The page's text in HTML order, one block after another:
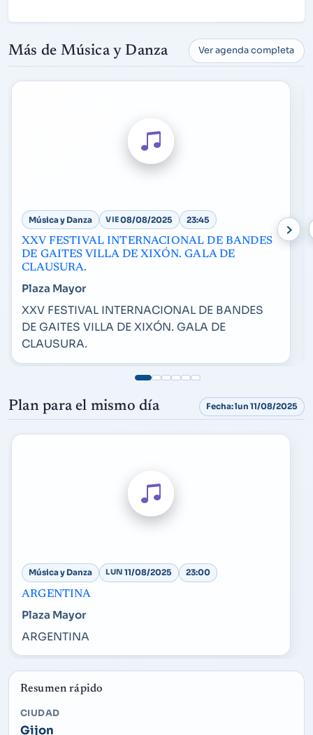
Más de Música y Danza Ver agenda completa
Música y Danza VIE08/08/2025 23:45
XXV FESTIVAL INTERNACIONAL DE BANDES
DE GAITES VILLA DE XIXÓN. GALA DE
CLAUSURA.
Plaza Mayor
XXV FESTIVAL INTERNACIONAL DE BANDES
DE GAITES VILLA DE XIXÓN. GALA DE
CLAUSURA.
Plan para el mismo día Fecha: lun 11/08/2025
Música y Danza LUN 11/08/2025 23:00
ARGENTINA
Plaza Mayor
ARGENTINA
Resumen rápido
CIUDAD
Gijon